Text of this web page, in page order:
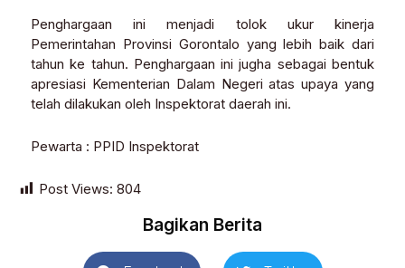
Penghargaan ini menjadi tolok ukur kinerja
Pemerintahan Provinsi Gorontalo yang lebih baik dari
tahun ke tahun. Penghargaan ini jugha sebagai bentuk
apresiasi Kementerian Dalam Negeri atas upaya yang
telah dilakukan oleh Inspektorat daerah ini.
Pewarta : PPID Inspektorat
Post Views: 804
Bagikan Berita